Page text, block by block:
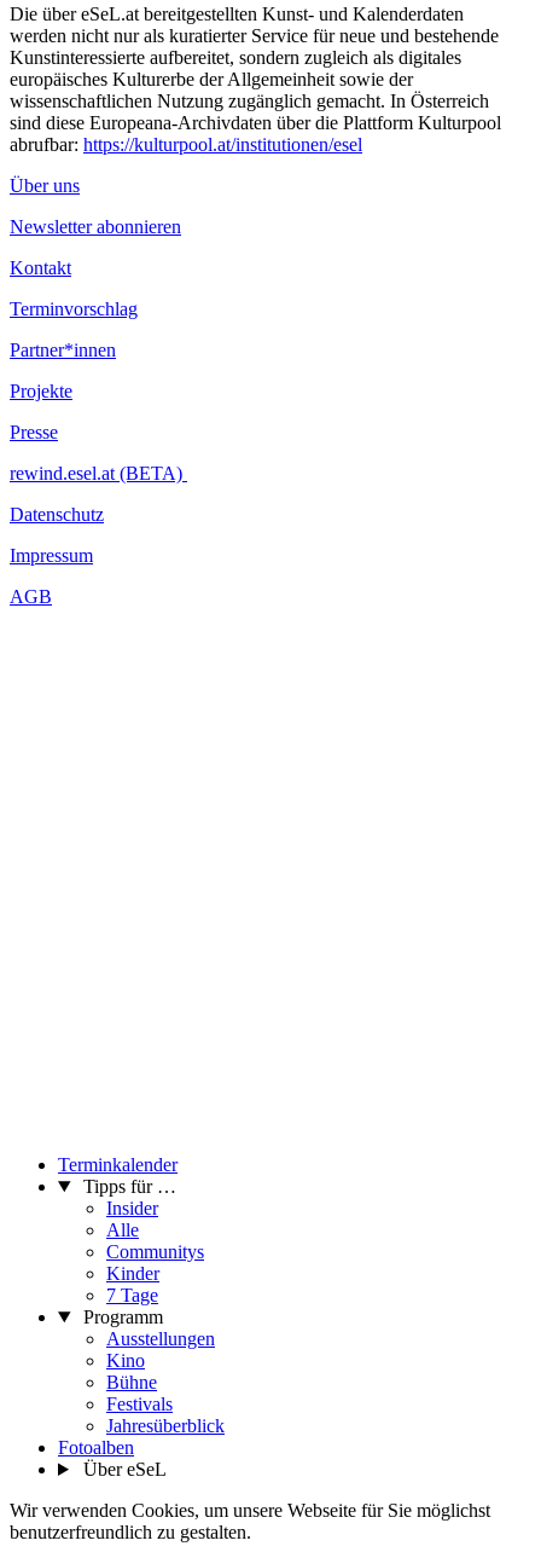
Die über eSeL.at bereitgestellten Kunst- und Kalenderdaten
werden nicht nur als kuratierter Service für neue und bestehende
Kunstinteressierte aufbereitet, sondern zugleich als digitales
europäisches Kulturerbe der Allgemeinheit sowie der
wissenschaftlichen Nutzung zugänglich gemacht. In Österreich
sind diese Europeana-Archivdaten über die Plattform Kulturpool
abrufbar: https://kulturpool.at/institutionen/esel
Über uns
Newsletter abonnieren
Kontakt
Terminvorschlag
Partner*innen
Projekte
Presse
rewind.esel.at (BETA)
Datenschutz
Impressum
AGB
Terminkalender
Tipps für …
Insider
Alle
Communitys
Kinder
7 Tage
Programm
Ausstellungen
Kino
Bühne
Festivals
Jahresüberblick
Fotoalben
Über eSeL
Wir verwenden Cookies, um unsere Webseite für Sie möglichst
benutzerfreundlich zu gestalten.